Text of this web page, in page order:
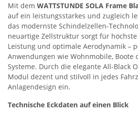
Mit dem WATTSTUNDE SOLA Frame
auf ein leistungsstarkes und zugleich
das modernste Schindelzellen-
neuartige Zellstruktur sorgt für höchste
Leistung und optimale Aerodynamik –
Anwendungen wie Wohnmobile, Boote
Systeme. Durch die elegante All-Black
Modul dezent und stilvoll in jedes
Anlagendesign ein.
Technische Eckdaten auf einen Blick